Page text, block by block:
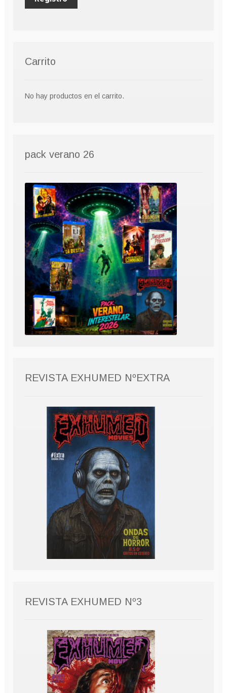
Carrito
No hay productos en el carrito.
pack verano 26
REVISTA EXHUMED NºEXTRA
REVISTA EXHUMED Nº3